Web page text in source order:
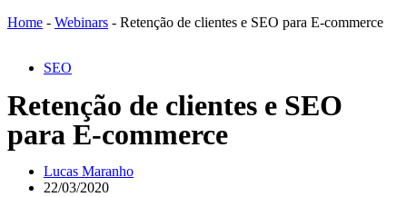
Home - Webinars - Retenção de clientes e SEO para E-commerce
SEO
Retenção de clientes e SEO
para E-commerce
Lucas Maranho
22/03/2020